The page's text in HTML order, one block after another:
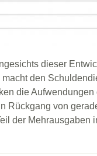
dieser
den
die
Rückgang von
der Mehrausgaben